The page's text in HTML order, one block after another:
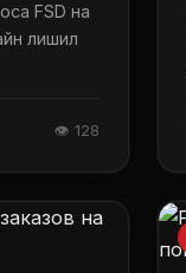
FSD на
лишил
👁 128